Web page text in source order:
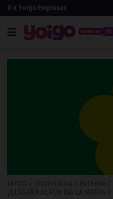
Ir a Yoigo Empresas